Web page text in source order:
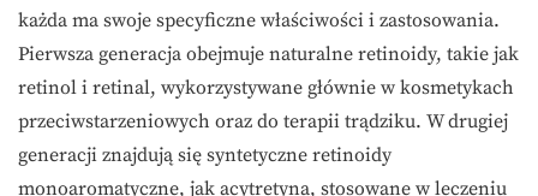
każda ma swoje specyficzne właściwości i zastosowania.
Pierwsza generacja obejmuje naturalne retinoidy, takie jak
retinol i retinal, wykorzystywane głównie w kosmetykach
przeciwstarzeniowych oraz do terapii trądziku. W drugiej
generacji znajdują się syntetyczne retinoidy
monoaromatyczne, jak acytretyna, stosowane w leczeniu